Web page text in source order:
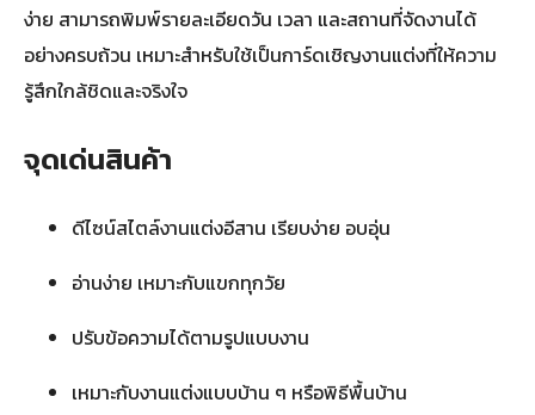
ง่าย สามารถพิมพ์รายละเอียดวัน เวลา และสถานที่จัดงานได้
อย่างครบถ้วน เหมาะสำหรับใช้เป็นการ์ดเชิญงานแต่งที่ให้ความ
รู้สึกใกล้ชิดและจริงใจ
จุดเด่นสินค้า
ดีไซน์สไตล์งานแต่งอีสาน เรียบง่าย อบอุ่น
อ่านง่าย เหมาะกับแขกทุกวัย
ปรับข้อความได้ตามรูปแบบงาน
เหมาะกับงานแต่งแบบบ้าน ๆ หรือพิธีพื้นบ้าน